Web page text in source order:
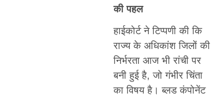
की पहल
हाईकोर्ट ने टिप्पणी की कि
राज्य के अधिकांश जिलों की
निर्भरता आज भी रांची पर
बनी हुई है, जो गंभीर चिंता
का विषय है। ब्लड कंपोनेंट